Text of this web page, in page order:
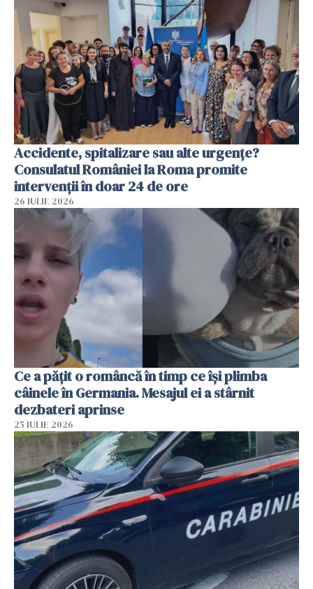
Accidente, spitalizare sau alte urgențe?
Consulatul României la Roma promite
intervenții în doar 24 de ore
26 IULIE 2026
Ce a pățit o româncă în timp ce își plimba
câinele în Germania. Mesajul ei a stârnit
dezbateri aprinse
25 IULIE 2026